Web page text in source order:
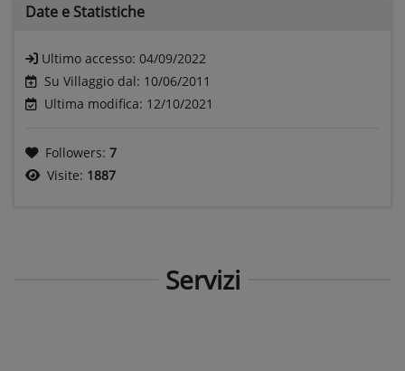
Date e Statistiche
Ultimo accesso: 04/09/2022
Su Villaggio dal: 10/06/2011
Ultima modifica: 12/10/2021
Followers: 7
Visite: 1887
Servizi